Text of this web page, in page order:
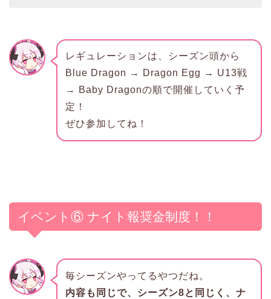
レギュレーションは、シーズン頭から
Blue Dragon → Dragon Egg → U13戦
→ Baby Dragonの順で開催していく予
定！
ぜひ参加してね！
イベント⑥ ナイト報奨金制度！！
毎シーズンやってるやつだね。
内容も同じで、シーズン8と同じく、ナ